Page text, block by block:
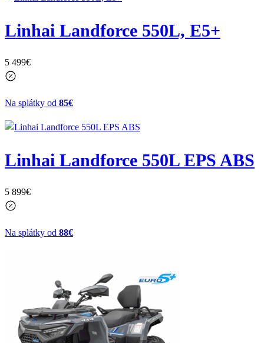
Linhai Landforce 550L, E5+
5 499€
Na splátky od 85€
Linhai Landforce 550L EPS ABS
5 899€
Na splátky od 88€